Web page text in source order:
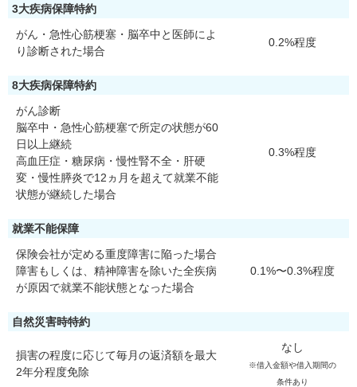
3大疾病保障特約
がん・急性心筋梗塞・脳卒中と医師によ
り診断された場合
0.2%程度
8大疾病保障特約
がん診断
脳卒中・急性心筋梗塞で所定の状態が60
日以上継続
高血圧症・糖尿病・慢性腎不全・肝硬
変・慢性膵炎で12ヵ月を超えて就業不能
状態が継続した場合
0.3%程度
就業不能保障
保険会社が定める重度障害に陥った場合
障害もしくは、精神障害を除いた全疾病
が原因で就業不能状態となった場合
0.1%〜0.3%程度
自然災害時特約
損害の程度に応じて毎月の返済額を最大
2年分程度免除
なし
※借入金額や借入期間の
条件あり